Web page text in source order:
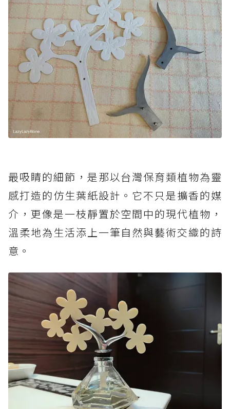
最吸睛的細節，是那以台灣保育類植物為靈
感打造的仿生葉紙設計。它不只是擴香的媒
介，更像是一枝靜置於空間中的現代植物，
溫柔地為生活添上一筆自然與藝術交織的詩
意。